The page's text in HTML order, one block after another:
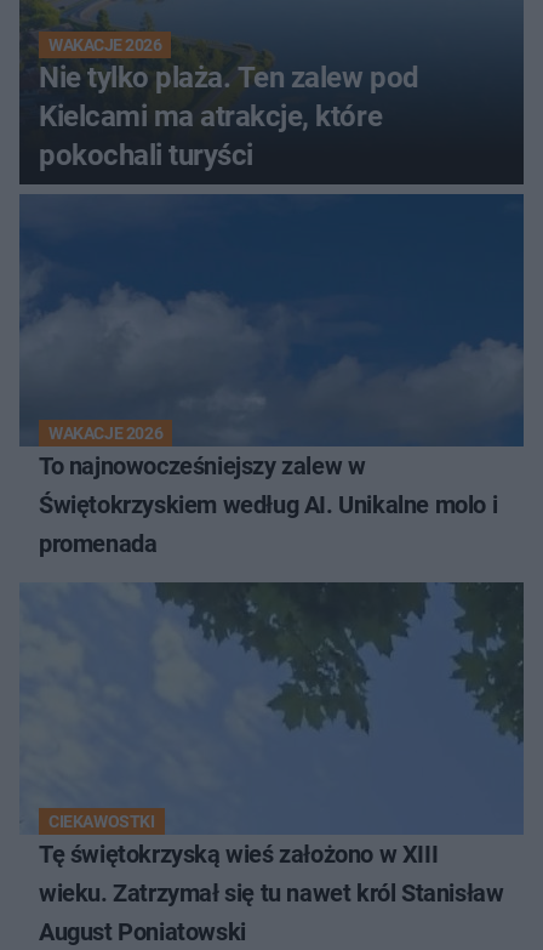
WAKACJE 2026
Nie tylko plaża. Ten zalew pod
Kielcami ma atrakcje, które
pokochali turyści
WAKACJE 2026
To najnowocześniejszy zalew w
Świętokrzyskiem według AI. Unikalne molo i
promenada
CIEKAWOSTKI
Tę świętokrzyską wieś założono w XIII
wieku. Zatrzymał się tu nawet król Stanisław
August Poniatowski